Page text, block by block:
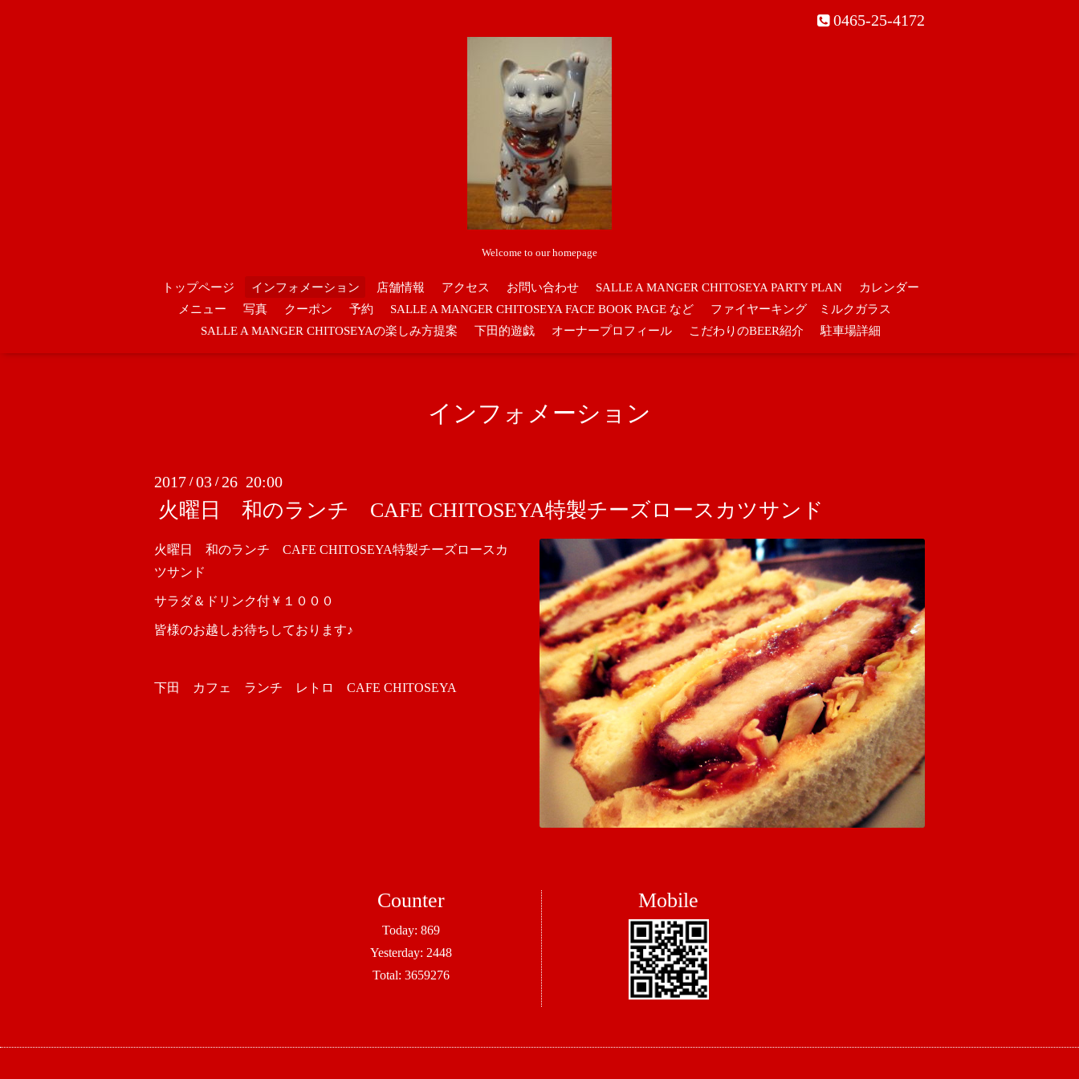
0465-25-4172
Welcome to our homepage
トップページ インフォメーション 店舗情報 アクセス お問い合わせ SALLE A MANGER CHITOSEYA PARTY PLAN
カレンダー
メニュー
写真 クーポン 予約 SALLE A MANGER CHITOSEYA FACE BOOK PAGE など
ファイヤーキング ミルクガラス
SALLE A MANGER CHITOSEYAの楽しみ方提案
下田的遊戯 オーナープロフィール こだわりのBEER紹介 駐車場詳細
インフォメーション
2017 /03 / 26 20:00
火曜日 和のランチ CAFE CHITOSEYA特製チーズロースカツサンド
火曜日 和のランチ CAFE CHITOSEYA特製チーズロースカ
ツサンド
サラダ＆ドリンク付￥１０００
皆様のお越しお待ちしております♪
下田 カフェ ランチ レトロ CAFE CHITOSEYA
Counter
Today: 869
Yesterday: 2448
Total: 3659276
Mobile